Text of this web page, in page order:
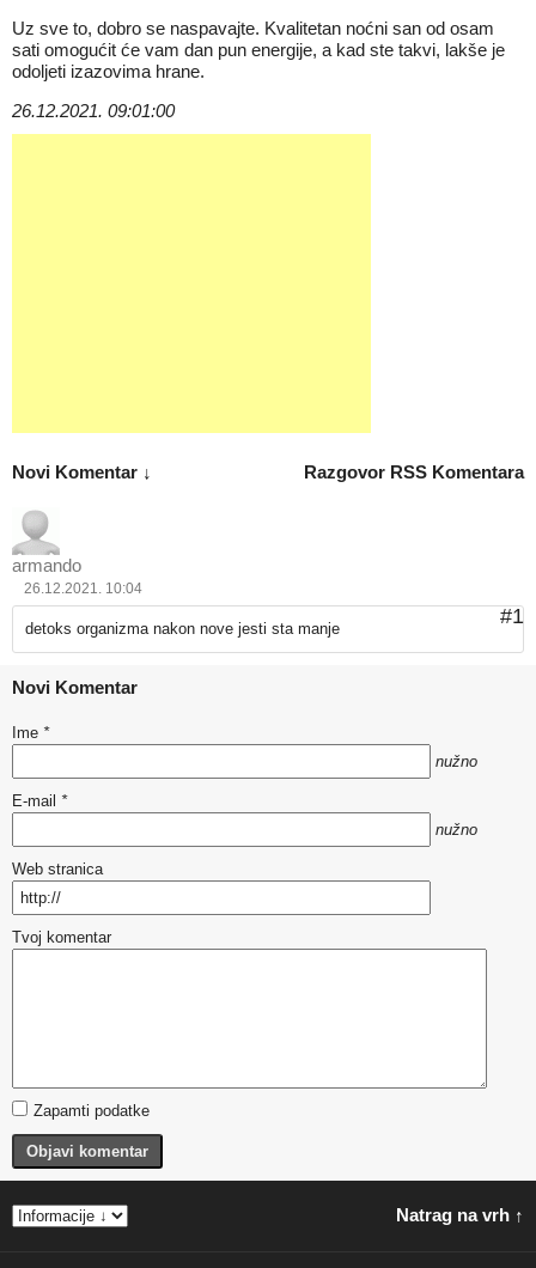
Uz sve to, dobro se naspavajte. Kvalitetan noćni san od osam
sati omogućit će vam dan pun energije, a kad ste takvi, lakše je
odoljeti izazovima hrane.
26.12.2021. 09:01:00
Razgovor RSS Komentara
Novi Komentar ↓
armando
26.12.2021. 10:04
#1
detoks organizma nakon nove jesti sta manje
Novi Komentar
Ime *
nužno
E-mail *
nužno
Web stranica
Tvoj komentar
Zapamti podatke
Objavi komentar
Natrag na vrh ↑